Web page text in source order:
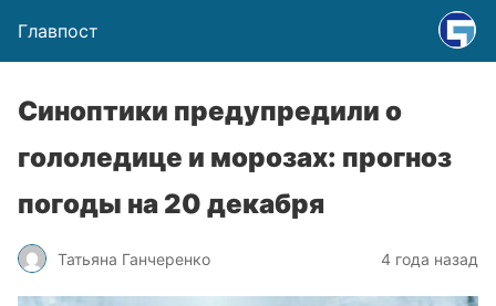
Главпост
Синоптики предупредили о
гололедице и морозах: прогноз
погоды на 20 декабря
Татьяна Ганчеренко 4 года назад